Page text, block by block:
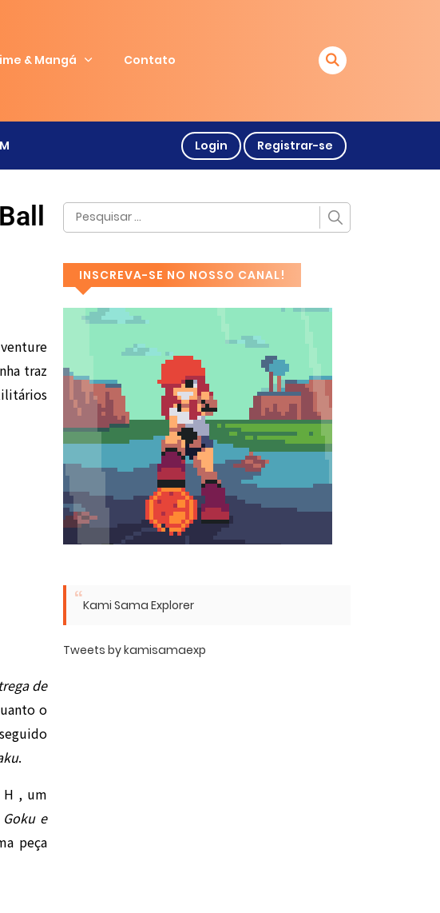
& Mangá Contato
Login Registrar-se
traz
de
o
.
H , um
e
peça
INSCREVA-SE NO NOSSO CANAL!
Kami Sama Explorer
Tweets by kamisamaexp